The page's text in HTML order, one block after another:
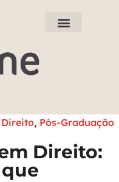
, Pós-Graduação
Direito: